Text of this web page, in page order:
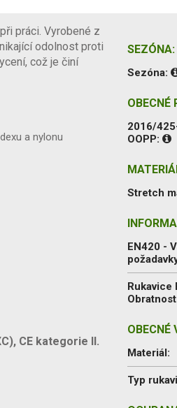
práci. Vyrobené z
odolnost proti
což je činí
a nylonu
CE kategorie II.
SEZÓNA:
Sezóna:
OBECNÉ
2016/
OOPP:
Stretch
EN420 -
Rukavice
OBECNÉ
Materiál:
Typ